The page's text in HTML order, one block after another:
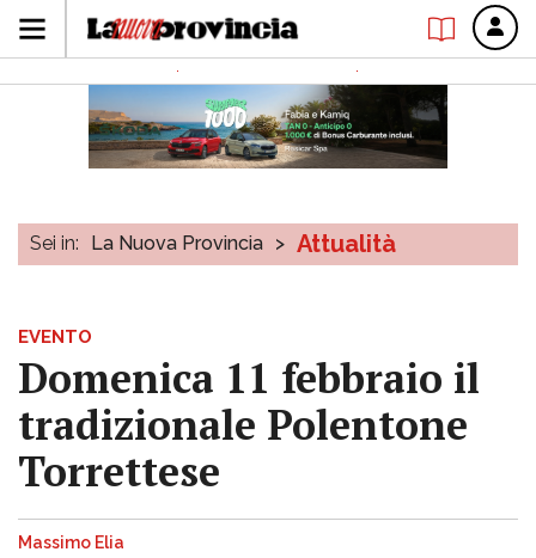
Sei in: La Nuova Provincia > Attualità
EVENTO
Domenica 11 febbraio il
tradizionale Polentone
Torrettese
Massimo Elia